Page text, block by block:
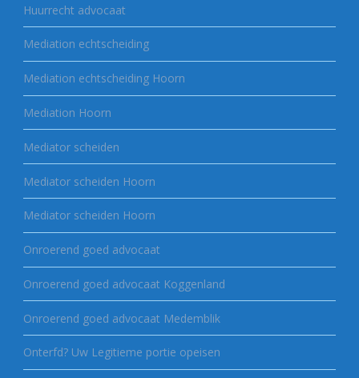
Huurrecht advocaat
Mediation echtscheiding
Mediation echtscheiding Hoorn
Mediation Hoorn
Mediator scheiden
Mediator scheiden Hoorn
Mediator scheiden Hoorn
Onroerend goed advocaat
Onroerend goed advocaat Koggenland
Onroerend goed advocaat Medemblik
Onterfd? Uw Legitieme portie opeisen